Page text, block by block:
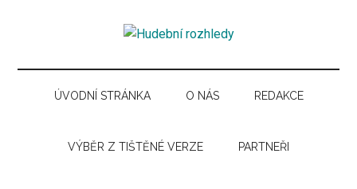
content
menu
sidebar
sidebar
Hudební
rozhledy
pro
hudebníÚVODNÍ STRÁNKA O NÁS REDAKCE
VÝBĚR Z TIŠTĚNÉ VERZE PARTNEŘI